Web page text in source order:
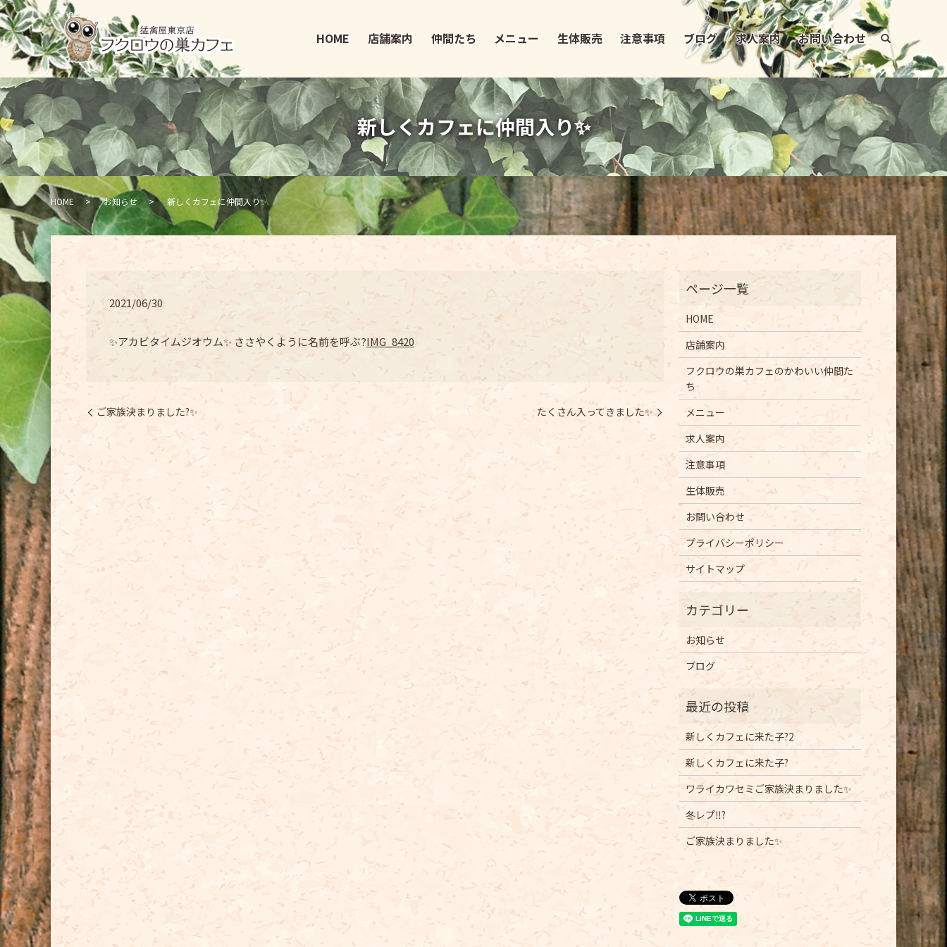
HOME 店舗案内 仲間たち メニュー 生体販売 注意事項 ブログ 求人案内 お問い合わせ
新しくカフェに仲間入り✨
HOME お知らせ 新しくカフェに仲間入り✨
2021/06/30
✨アカビタイムジオウム✨ ささやくように名前を呼ぶ?IMG_8420
ご家族決まりました?✨ たくさん入ってきました✨
HOME
店舗案内
フクロウの巣カフェのかわいい仲間た
ち
メニュー
求人案内
注意事項
生体販売
お問い合わせ
プライバシーポリシー
サイトマップ
お知らせ
ブログ
新しくカフェに来た子?2
新しくカフェに来た子?
ワライカワセミご家族決まりました✨
冬レプ‼️?
ご家族決まりました✨